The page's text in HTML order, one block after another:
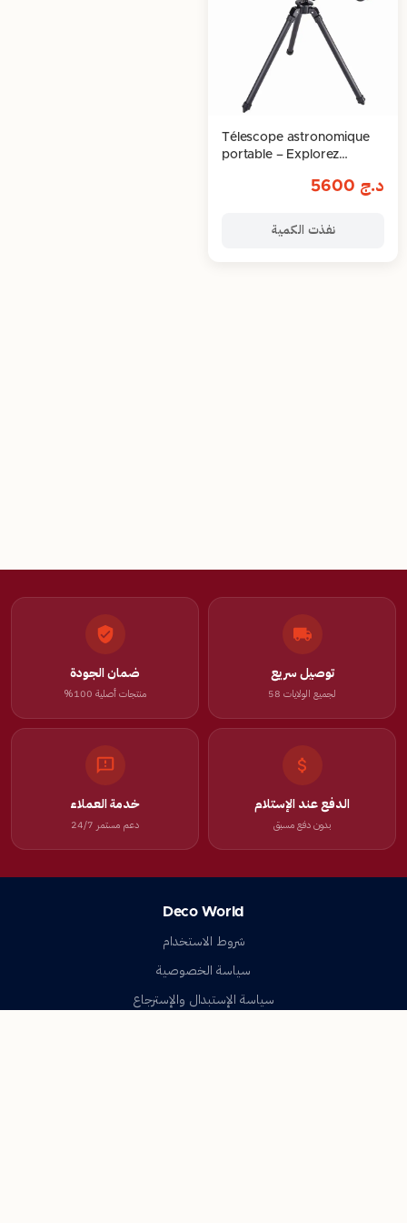
Télescope astronomique
portable – Explorez
د.ج
نفذت الكمية
توصيل سريع
لجميع الولايات 58
ضمان الجودة
منتجات أصلية 100%
الدفع عند الإستلام
بدون دفع مسبق
خدمة العملاء
دعم مستمر 24/7
Deco World
شروط الاستخدام
سياسة الخصوصية
سياسة الإستبدال والإسترجاع